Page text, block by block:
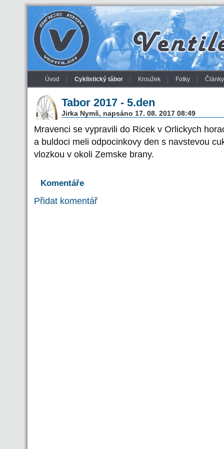
Úvod Cyklistický tábor Kroužek Fotky Články
Tabor 2017 - 5.den
Jirka Nymš, napsáno 17. 08. 2017 08:49
Mravenci se vypravili do Ricek v Orlickych
a buldoci meli odpocinkovy den s navstevou
vlozkou v okoli Zemske brany.
Komentáře
Přidat komentář